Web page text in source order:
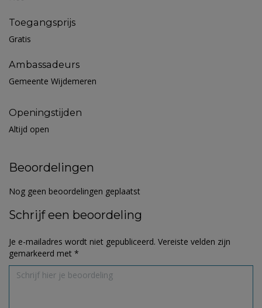
Toegangsprijs
Gratis
Ambassadeurs
Gemeente Wijdemeren
Openingstijden
Altijd open
Beoordelingen
Nog geen beoordelingen geplaatst
Schrijf een beoordeling
Je e-mailadres wordt niet gepubliceerd. Vereiste velden zijn
gemarkeerd met *